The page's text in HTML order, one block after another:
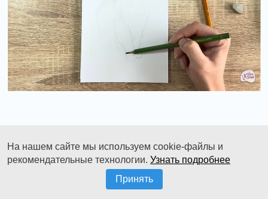
На нашем сайте мы используем cookie-файлы и
рекомендательные технологии. Узнать подробнее
Принять